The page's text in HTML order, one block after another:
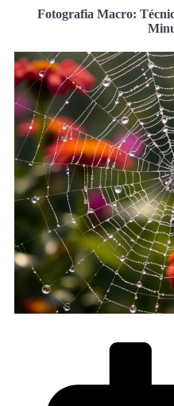
Fotografia Macro: